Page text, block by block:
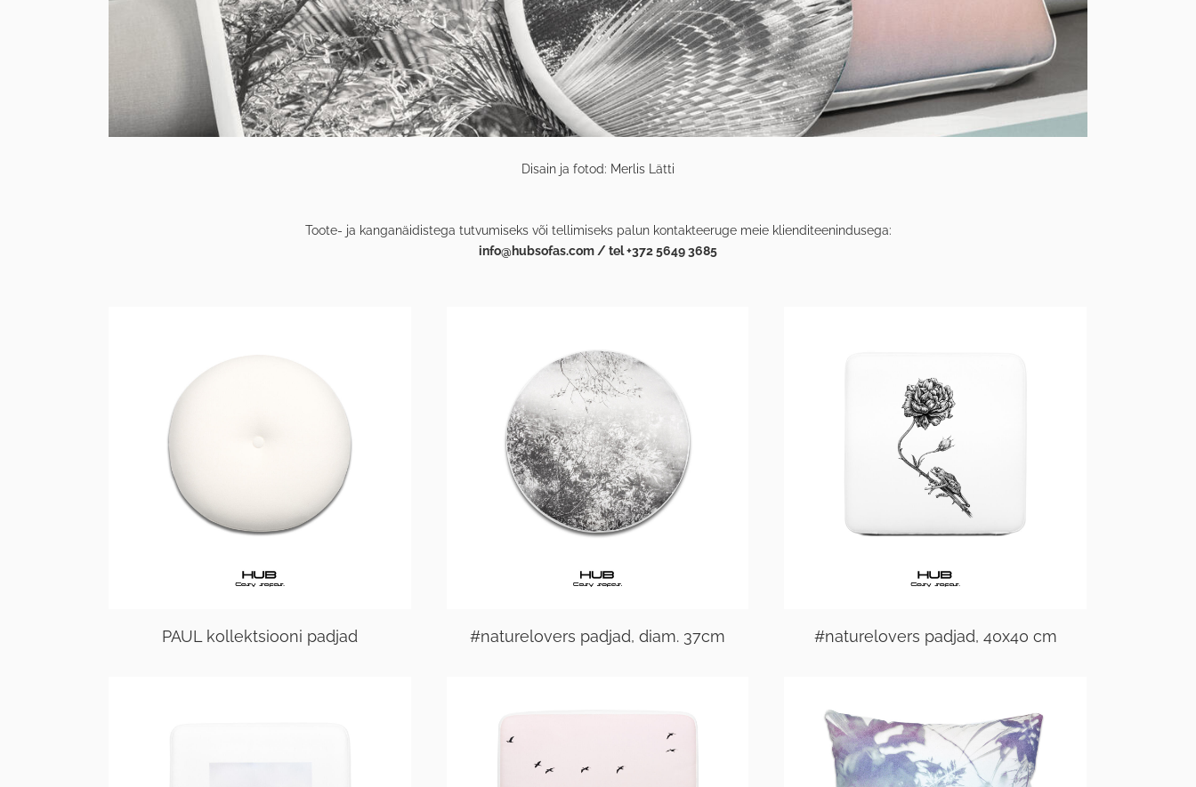
Disain ja fotod: Merlis Lätti
Toote- ja kanganäidistega tutvumiseks või tellimiseks palun kontakteeruge meie klienditeenindusega:
info@hubsofas.com / tel +372 5649 3685
PAUL kollektsiooni padjad #naturelovers padjad, diam. 37cm #naturelovers padjad, 40x40 cm